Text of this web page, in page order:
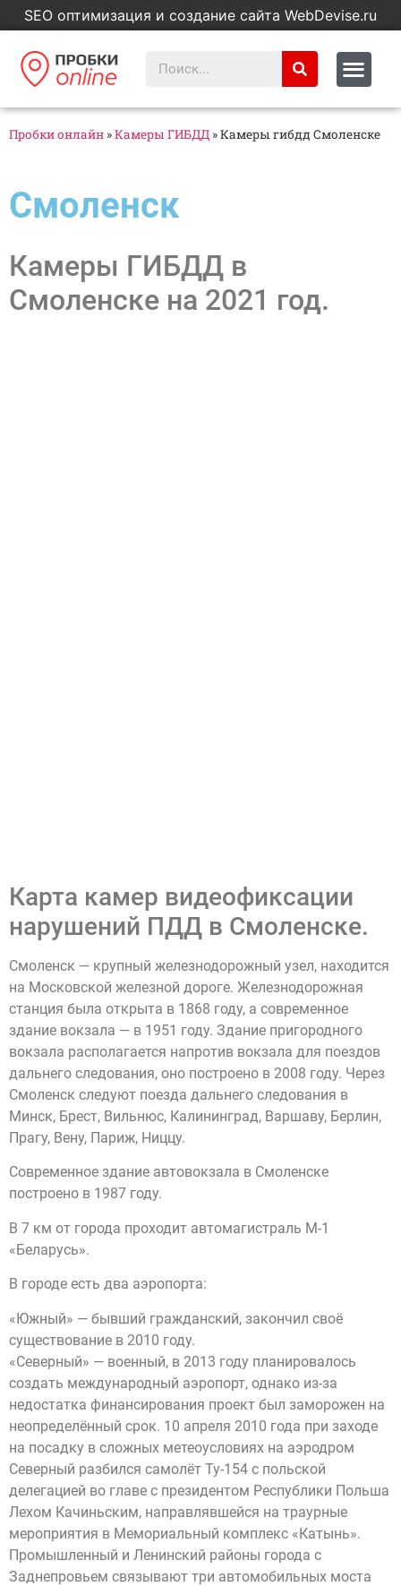
SEO оптимизация и создание сайта WebDevise.ru
Пробки онлайн »Камеры ГИБДД »Камеры гибдд Смоленске
Смоленск
Камеры ГИБДД в
Смоленске на 2021 год.
Карта камер видеофиксации
нарушений ПДД в Смоленске.
Смоленск — крупный железнодорожный узел, находится
на Московской железной дороге. Железнодорожная
станция была открыта в 1868 году, а современное
здание вокзала — в 1951 году. Здание пригородного
вокзала располагается напротив вокзала для поездов
дальнего следования, оно построено в 2008 году. Через
Смоленск следуют поезда дальнего следования в
Минск, Брест, Вильнюс, Калининград, Варшаву, Берлин,
Прагу, Вену, Париж, Ниццу.
Современное здание автовокзала в Смоленске
построено в 1987 году.
В 7 км от города проходит автомагистраль М-1
«Беларусь».
В городе есть два аэропорта:
«Южный» — бывший гражданский, закончил своё
существование в 2010 году.
«Северный» — военный, в 2013 году планировалось
создать международный аэропорт, однако из-за
недостатка финансирования проект был заморожен на
неопределённый срок. 10 апреля 2010 года при заходе
на посадку в сложных метеоусловиях на аэродром
Северный разбился самолёт Ту-154 с польской
делегацией во главе с президентом Республики Польша
Лехом Качиньским, направлявшейся на траурные
мероприятия в Мемориальный комплекс «Катынь».
Промышленный и Ленинский районы города с
Заднепровьем связывают три автомобильных моста